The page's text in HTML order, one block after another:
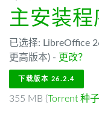
主安装程
已选择: LibreOffice
更高版本) - 更改？
下载版本 26.2.4
355 MB (Torrent 种子